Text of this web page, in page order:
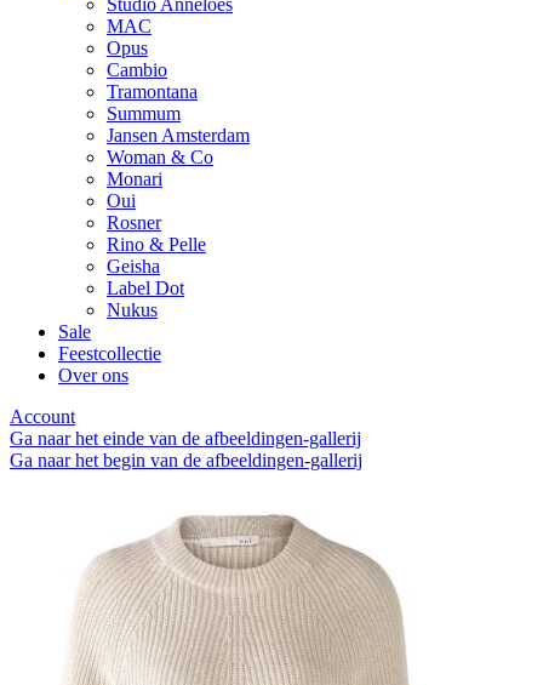
Studio Anneloes
MAC
Opus
Cambio
Tramontana
Summum
Jansen Amsterdam
Woman & Co
Monari
Oui
Rosner
Rino & Pelle
Geisha
Label Dot
Nukus
Sale
Feestcollectie
Over ons
Account
Ga naar het einde van de afbeeldingen-gallerij
Ga naar het begin van de afbeeldingen-gallerij